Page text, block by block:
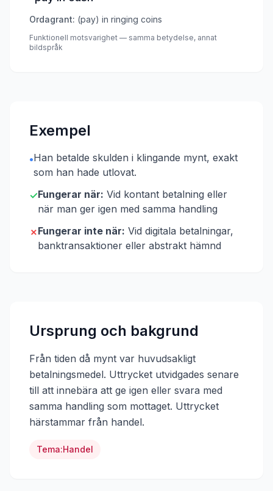
Ordagrant: (pay) in ringing coins
Funktionell motsvarighet — samma betydelse, annat
bildspråk
Exempel
•Han betalde skulden i klingande mynt, exakt
som han hade utlovat.
✓Fungerar när: Vid kontant betalning eller
när man ger igen med samma handling
✗Fungerar inte när: Vid digitala betalningar,
banktransaktioner eller abstrakt hämnd
Ursprung och bakgrund
Från tiden då mynt var huvudsakligt
betalningsmedel. Uttrycket utvidgades senare
till att innebära att ge igen eller svara med
samma handling som mottaget. Uttrycket
härstammar från handel.
Tema:Handel